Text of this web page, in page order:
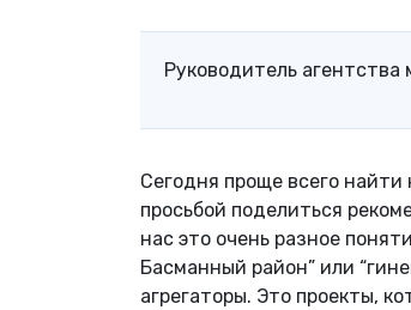
Руководитель
Сегодня проще всего
просьбой поделиться
нас это очень разное
Басманный район” или
агрегаторы. Это проекты,